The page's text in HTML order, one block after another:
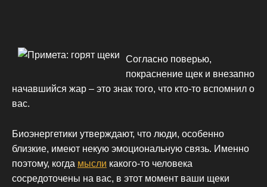
Согласно поверью,
покраснение щек и внезапно
начавшийся жар – это знак того, что кто-то вспомнил о
вас.
Биоэнергетики утверждают, что люди, особенно
близкие, имеют некую эмоциональную связь. Именно
поэтому, когда мысли какого-то человека
сосредоточены на вас, в этот момент ваши щеки